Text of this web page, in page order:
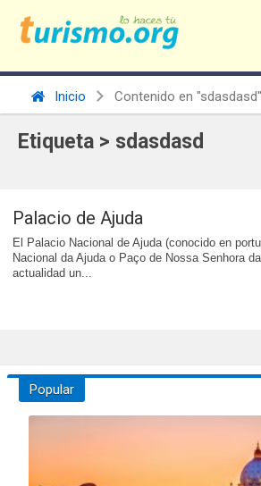
Inicio Contenido en "sdasdasd"
Etiqueta > sdasdasd
Palacio de Ajuda
El Palacio Nacional de Ajuda (conocido en
Nacional da Ajuda o Paço de Nossa Senhora
actualidad un...
Popular